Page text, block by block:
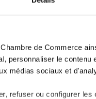
de Commerce
personnaliser le contenu
médias sociaux et
refuser ou configurer
Cette rencontre en
une
dans le domaine des
Objectif
Connaître les